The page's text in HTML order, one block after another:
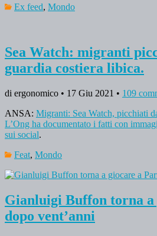
Ex feed, Mondo
Sea Watch: migranti
guardia costiera libica.
di ergonomico • 17 Giu 2021 • 109
ANSA: Migranti: Sea Watch, picchiati
L’Ong ha documentato i fatti con
sui social.
Feat, Mondo
Gianluigi Buffon torna a
dopo vent’anni